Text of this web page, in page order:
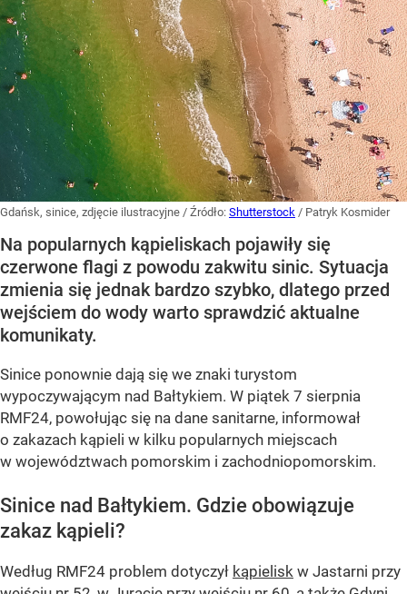
Gdańsk, sinice, zdjęcie ilustracyjne / Źródło: Shutterstock / Patryk Kosmider
Na popularnych kąpieliskach pojawiły się
czerwone flagi z powodu zakwitu sinic. Sytuacja
zmienia się jednak bardzo szybko, dlatego przed
wejściem do wody warto sprawdzić aktualne
komunikaty.
Sinice ponownie dają się we znaki turystom
wypoczywającym nad Bałtykiem. W piątek 7 sierpnia
RMF24, powołując się na dane sanitarne, informował
o zakazach kąpieli w kilku popularnych miejscach
w województwach pomorskim i zachodniopomorskim.
Sinice nad Bałtykiem. Gdzie obowiązuje
zakaz kąpieli?
Według RMF24 problem dotyczył kąpielisk w Jastarni przy